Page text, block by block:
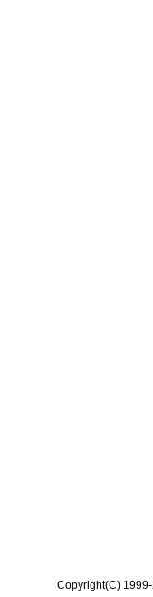
Copyright(C)